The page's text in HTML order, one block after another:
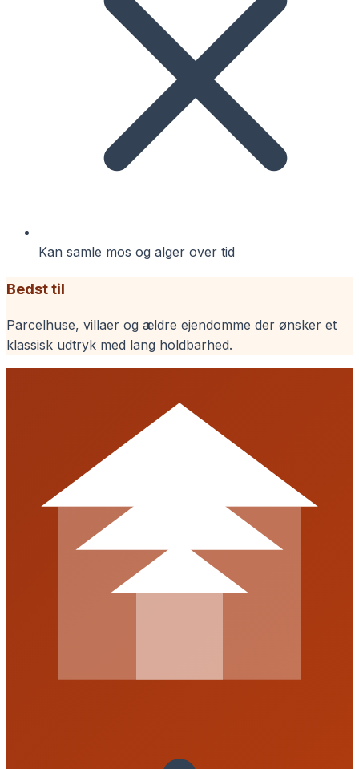
Kan samle mos og alger over tid
Bedst til
Parcelhuse, villaer og ældre ejendomme der ønsker et
klassisk udtryk med lang holdbarhed.